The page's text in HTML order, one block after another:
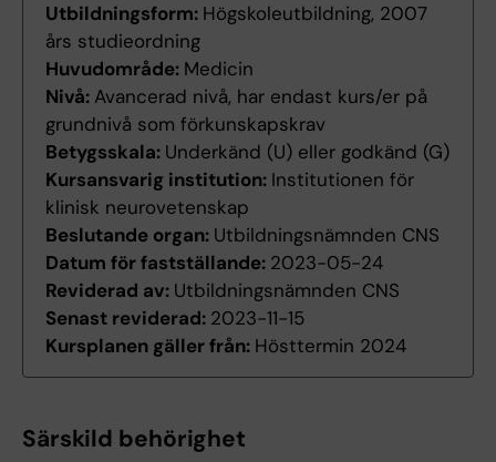
Utbildningsform: Högskoleutbildning, 2007
års studieordning
Huvudområde: Medicin
Nivå: Avancerad nivå, har endast kurs/er på
grundnivå som förkunskapskrav
Betygsskala: Underkänd (U) eller godkänd (G)
Kursansvarig institution: Institutionen för
klinisk neurovetenskap
Beslutande organ: Utbildningsnämnden CNS
Datum för fastställande: 2023-05-24
Reviderad av: Utbildningsnämnden CNS
Senast reviderad: 2023-11-15
Kursplanen gäller från: Hösttermin 2024
Särskild behörighet